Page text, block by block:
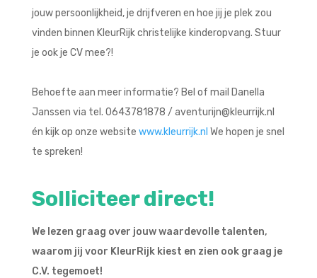
jouw persoonlijkheid, je drijfveren en hoe jij je plek zou
vinden binnen KleurRijk christelijke kinderopvang. Stuur
je ook je CV mee?!
Behoefte aan meer informatie? Bel of mail Danella
Janssen via tel. 0643781878 / aventurijn@kleurrijk.nl
én kijk op onze website www.kleurrijk.nl We hopen je snel
te spreken!
Solliciteer direct!
We lezen graag over jouw waardevolle talenten,
waarom jij voor KleurRijk kiest en zien ook graag je
C.V. tegemoet!